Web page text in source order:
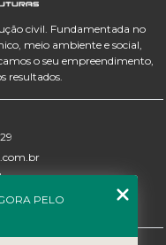
civil. Fundamentada no
meio ambiente e social,
o seu empreendimento,
resultados.
PELO